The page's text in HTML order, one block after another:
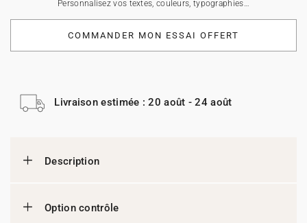
Personnalisez vos textes, couleurs, typographies…
COMMANDER MON ESSAI OFFERT
Livraison estimée : 20 août - 24 août
Description
Option contrôle